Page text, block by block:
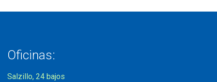
Oficinas:
Salzillo, 24 bajos